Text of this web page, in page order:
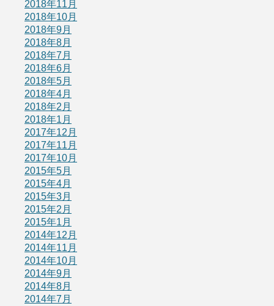
2018年11月
2018年10月
2018年9月
2018年8月
2018年7月
2018年6月
2018年5月
2018年4月
2018年2月
2018年1月
2017年12月
2017年11月
2017年10月
2015年5月
2015年4月
2015年3月
2015年2月
2015年1月
2014年12月
2014年11月
2014年10月
2014年9月
2014年8月
2014年7月